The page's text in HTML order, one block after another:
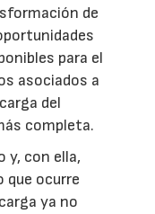
de
para el
asociados a
del
completa.
y, con ella,
que ocurre
ya no